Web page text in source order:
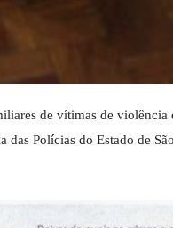
de vítimas de
Polícias do Estado de